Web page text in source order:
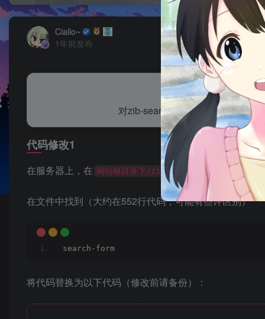
Ciallo~
1年前发布
对zib-search.php文件进行三处代
代码修改1
在服务器上，在 网站根目录下/zibll/inc/functions ，
在文件中找到（大约在552行代码，可能有些许区别）
search-form
将代码替换为以下代码（修改前请备份）：